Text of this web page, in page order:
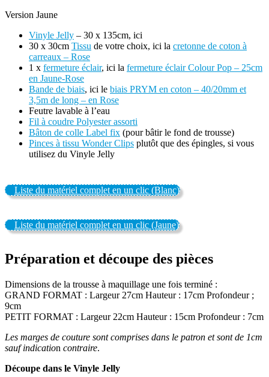
Version Jaune
Vinyle Jelly – 30 x 135cm, ici
30 x 30cm Tissu de votre choix, ici la cretonne de coton à
carreaux – Rose
1 x fermeture éclair, ici la fermeture éclair Colour Pop – 25cm
en Jaune-Rose
Bande de biais, ici le biais PRYM en coton – 40/20mm et
3,5m de long – en Rose
Feutre lavable à l’eau
Fil à coudre Polyester assorti
Bâton de colle Label fix (pour bâtir le fond de trousse)
Pinces à tissu Wonder Clips plutôt que des épingles, si vous
utilisez du Vinyle Jelly
Liste du matériel complet en un clic (Blanc)
Liste du matériel complet en un clic (Jaune)
Préparation et découpe des pièces
Dimensions de la trousse à maquillage une fois terminé :
GRAND FORMAT : Largeur 27cm Hauteur : 17cm Profondeur ;
9cm
PETIT FORMAT : Largeur 22cm Hauteur : 15cm Profondeur : 7cm
Les marges de couture sont comprises dans le patron et sont de 1cm
sauf indication contraire.
Découpe dans le Vinyle Jelly